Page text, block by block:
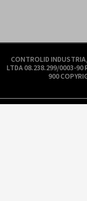
CONTROLID
LTDA 08.238.299/0003-
900